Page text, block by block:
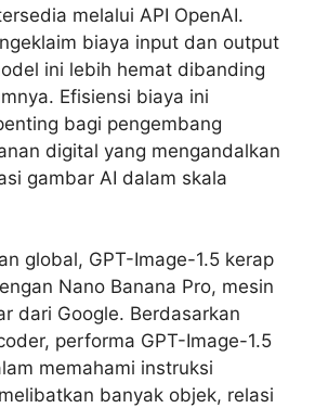
melalui API OpenAI.
biaya input dan output
ini lebih hemat dibanding
Efisiensi biaya ini
bagi pengembang
digital yang mengandalkan
gambar AI dalam skala
global, GPT-Image-1.5 kerap
Nano Banana Pro, mesin
dari Google. Berdasarkan
performa GPT-Image-1.5
memahami instruksi
banyak objek, relasi